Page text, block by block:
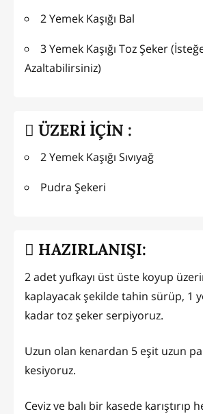
2 Yemek Kaşığı Bal
3 Yemek Kaşığı Toz Şeker
Azaltabilirsiniz)
ÜZERİ İÇİN :
2 Yemek Kaşığı Sıvıyağ
Pudra Şekeri
HAZIRLANIŞI:
2 adet yufkayı üst üste koyup
kaplayacak şekilde tahin sürüp, 1
kadar toz şeker serpiyoruz.
Uzun olan kenardan 5 eşit uzun
kesiyoruz.
Ceviz ve balı bir kasede karıştırıp